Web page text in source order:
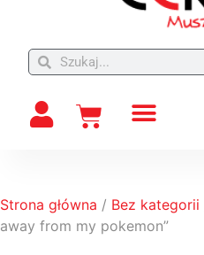
Strona główna / Bez kategorii
away from my pokemon”